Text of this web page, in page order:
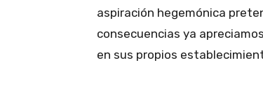
aspiración hegemónica
consecuencias ya
en sus propios